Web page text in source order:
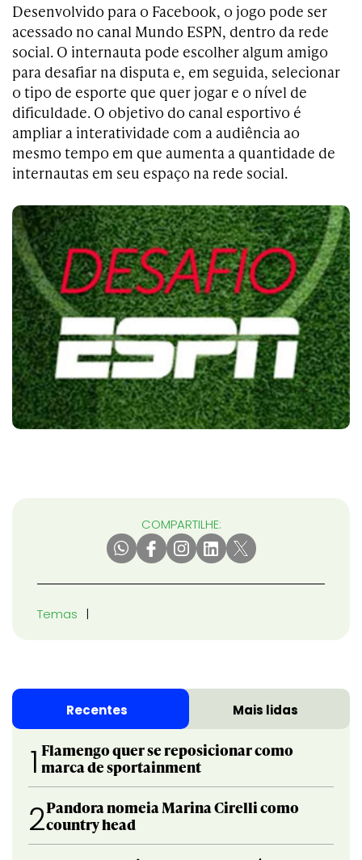
Desenvolvido para o Facebook, o jogo pode ser
acessado no canal Mundo ESPN, dentro da rede
social. O internauta pode escolher algum amigo
para desafiar na disputa e, em seguida, selecionar
o tipo de esporte que quer jogar e o nível de
dificuldade. O objetivo do canal esportivo é
ampliar a interatividade com a audiência ao
mesmo tempo em que aumenta a quantidade de
internautas em seu espaço na rede social.
COMPARTILHE:
Temas
Recentes Mais lidas
1 Flamengo quer se reposicionar como
marca de sportainment
2Pandora nomeia Marina Cirelli como
country head